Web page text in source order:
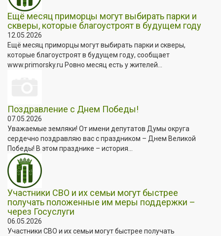
Ещё месяц приморцы могут выбирать парки и
скверы, которые благоустроят в будущем году
12.05.2026
Ещё месяц приморцы могут выбирать парки и скверы,
которые благоустроят в будущем году, сообщает
www.primorsky.ru Ровно месяц есть у жителей...
Поздравление с Днем Победы!
07.05.2026
Уважаемые земляки! От имени депутатов Думы округа
сердечно поздравляю вас с праздником – Днем Великой
Победы! В этом празднике – история...
Участники СВО и их семьи могут быстрее
получать положенные им меры поддержки –
через Госуслуги
06.05.2026
Участники СВО и их семьи могут быстрее получать